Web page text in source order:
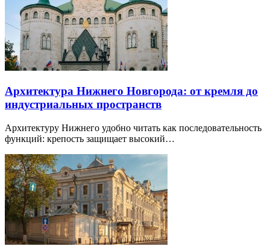
Архитектура Нижнего Новгорода: от кремля до
индустриальных пространств
Архитектуру Нижнего удобно читать как последовательность
функций: крепость защищает высокий…